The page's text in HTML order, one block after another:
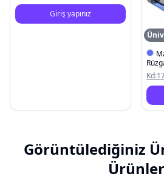
Giriş yapınız
Kd:
Görüntülediğiniz
Ürünler